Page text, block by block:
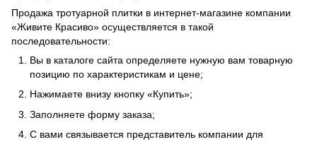
Продажа тротуарной плитки в интернет-магазине компании
«Живите Красиво» осуществляется в такой
последовательности:
Вы в каталоге сайта определяете нужную вам товарную
позицию по характеристикам и цене;
Нажимаете внизу кнопку «Купить»;
Заполняете форму заказа;
С вами связывается представитель компании для